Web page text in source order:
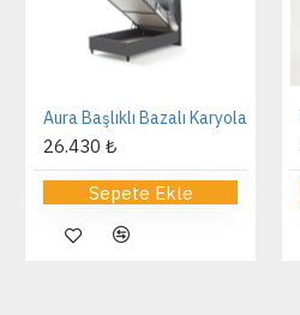
Aura Başlıklı Bazalı Karyola
26.430 ₺
Sepete Ekle